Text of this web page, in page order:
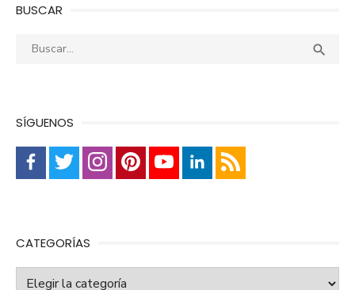
BUSCAR
Buscar: 
SÍGUENOS
CATEGORÍAS
Categorías